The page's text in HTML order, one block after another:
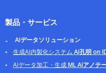
製品・サービス
AIデータソリューション
生成AI内製化システム AI孔明 on
AIデータ加工・生成ML AIアノテ